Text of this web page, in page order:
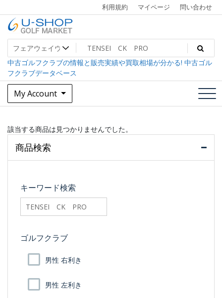
to
content
利用規約 マイページ 問い合わせ
U-SHOP Golf Market dev
中古ゴルフクラブ最大級！U-SHOPゴルフマーケット
中古ゴルフクラブの情報と販売実績や買取相場が分かる! 中古ゴル
フクラブデータベース
My Account
該当する商品は見つかりませんでした。
商品検索
キーワード検索
searchfilter_pro
ゴルフクラブ
男性 右利き
男性 左利き